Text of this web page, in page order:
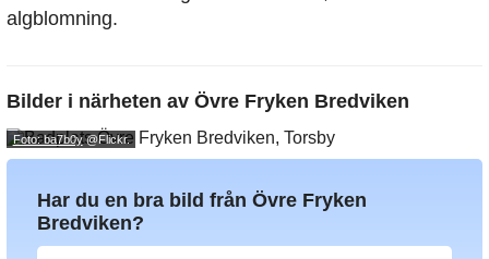
algblomning.
Bilder i närheten av Övre Fryken Bredviken
Foto: ba7b0y@Flickr.
Har du en bra bild från Övre Fryken
Bredviken?